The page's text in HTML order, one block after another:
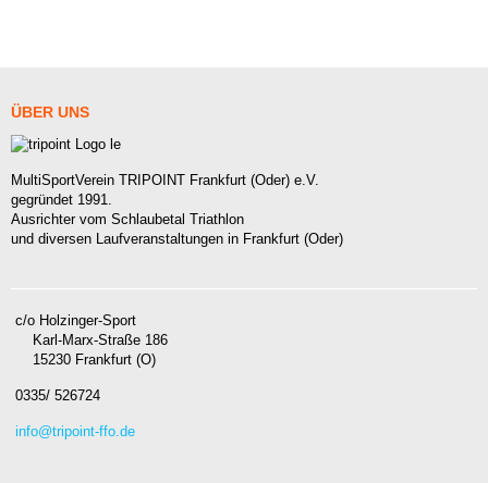
ÜBER UNS
MultiSportVerein TRIPOINT Frankfurt (Oder) e.V.
gegründet 1991.
Ausrichter vom Schlaubetal Triathlon
und diversen Laufveranstaltungen in Frankfurt (Oder)
c/o Holzinger-Sport
Karl-Marx-Straße 186
15230 Frankfurt (O)
0335/ 526724
info@tripoint-ffo.de